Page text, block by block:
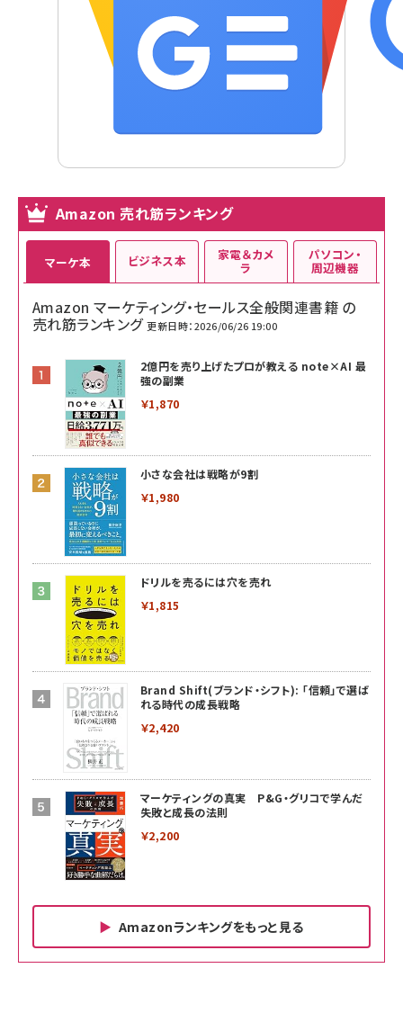
Amazon 売れ筋ランキング
マーケ本
Amazon マーケティング・セールス全般関連書籍 の
売れ筋ランキング 更新日時：2026/06/26 19:00
2億円を売り上げたプロが教える note×AI 最
強の副業
￥1,870
小さな会社は戦略が9割
￥1,980
ドリルを売るには穴を売れ
￥1,815
Brand Shift(ブランド・シフト): 「信頼」で選ば
れる時代の成長戦略
￥2,420
マーケティングの真実 P&G・グリコで学んだ
失敗と成長の法則
￥2,200
Amazonランキングをもっと見る
ビジネス本 家電＆カメ
ラ
パソコン・
周辺機器